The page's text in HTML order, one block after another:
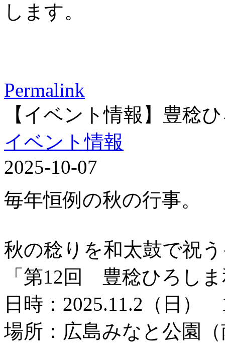
します。
Permalink
【イベント情報】豊稔
イベント情報
2025-10-07
毎年恒例の秋の行事。
秋の稔りを和太鼓で祝
「第12回 豊稔ひろし
日時：2025.11.2（日）
場所：広島みなと公園